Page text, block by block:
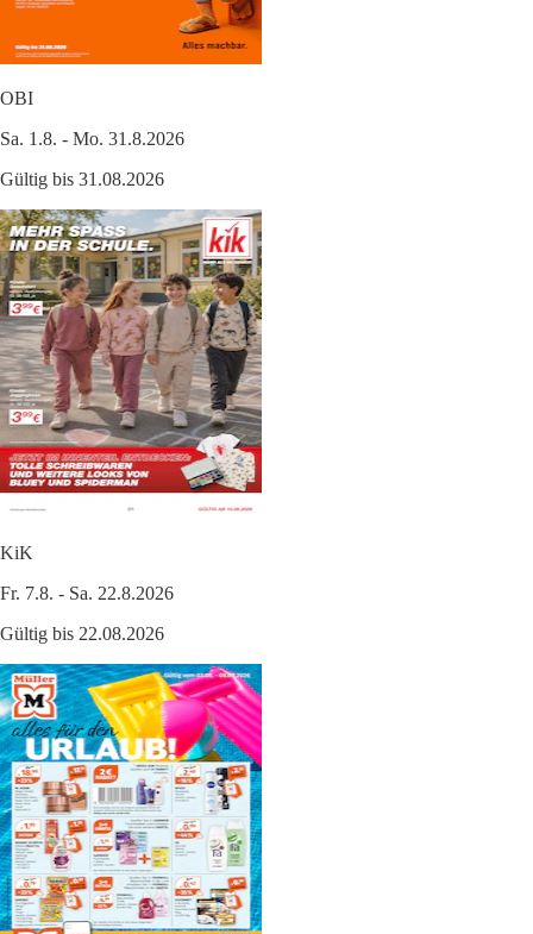
OBI
Sa. 1.8. - Mo. 31.8.2026
Gültig bis 31.08.2026
KiK
Fr. 7.8. - Sa. 22.8.2026
Gültig bis 22.08.2026